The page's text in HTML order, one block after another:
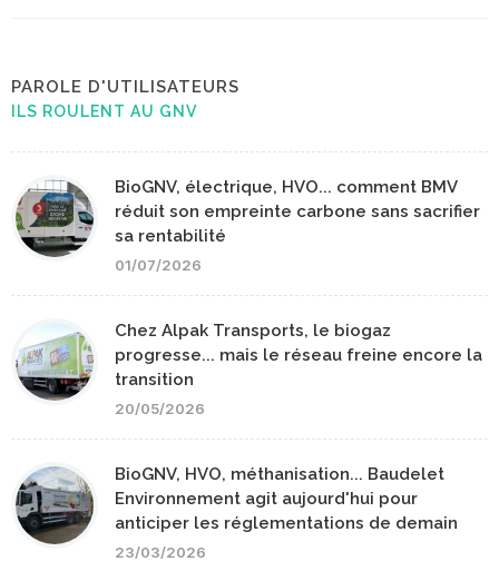
PAROLE D'UTILISATEURS
ILS ROULENT AU GNV
BioGNV, électrique, HVO... comment BMV
réduit son empreinte carbone sans sacrifier
sa rentabilité
01/07/2026
Chez Alpak Transports, le biogaz
progresse... mais le réseau freine encore la
transition
20/05/2026
BioGNV, HVO, méthanisation... Baudelet
Environnement agit aujourd'hui pour
anticiper les réglementations de demain
23/03/2026